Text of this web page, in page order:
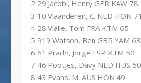
2 29 Jacobi, Henry GER KAW 78
3 10 Vlaanderen, C. NED HON 71
4 28 Vialle, Tom FRA KTM 65
5 919 Watson, Ben GBR YAM 63
6 61 Prado, Jorge ESP KTM 50
7 46 Pootjes, Davy NED HUS 50
8 43 Evans, M. AUS HON 49